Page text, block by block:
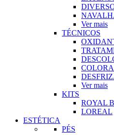
Ver mais
TÉCNICOS
Ver mais
KITS
ROYAL
LOREAL
ESTÉTICA
PÉS